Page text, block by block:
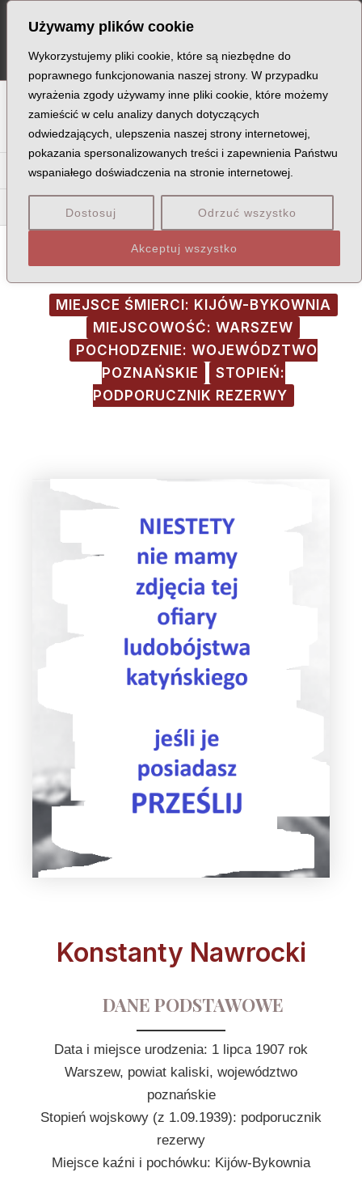
Używamy plików cookie
Wykorzystujemy pliki cookie, które są niezbędne do
poprawnego funkcjonowania naszej strony. W przypadku
wyrażenia zgody używamy inne pliki cookie, które możemy
zamieścić w celu analizy danych dotyczących
odwiedzających, ulepszenia naszej strony internetowej,
pokazania spersonalizowanych treści i zapewnienia Państwu
wspaniałego doświadczenia na stronie internetowej.
Dostosuj Odrzuć wszystko
Akceptuj wszystko
content
B C D E F G H I J K L Ł M
O P Q R S T U V W X Z
Na Ne Ni No Nu Ny
Nad Nam Nap
MIEJSCE ŚMIERCI: KIJÓW-BYKOWNIA
MIEJSCOWOŚĆ: WARSZEW
POCHODZENIE: WOJEWÓDZTWO
POZNAŃSKIE
STOPIEŃ:
PODPORUCZNIK REZERWY
Konstanty Nawrocki
DANE PODSTAWOWE
Data i miejsce urodzenia: 1 lipca 1907 rok
Warszew, powiat kaliski, województwo
poznańskie
Stopień wojskowy (z 1.09.1939): podporucznik
rezerwy
Miejsce kaźni i pochówku: Kijów-Bykownia
navigation